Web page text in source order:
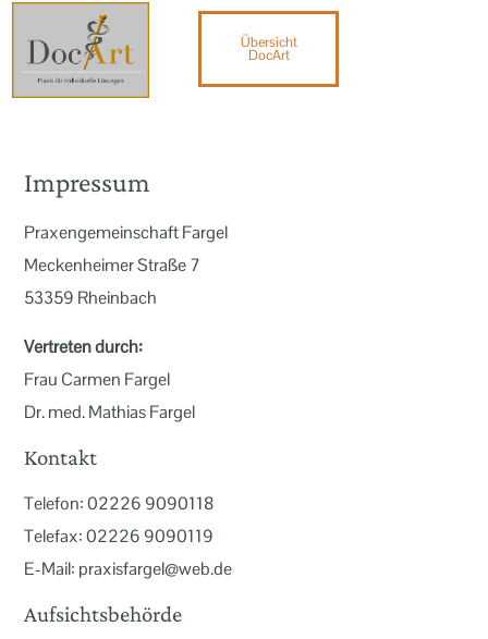
Übersicht
DocArt
Impressum
Praxengemeinschaft Fargel
Meckenheimer Straße 7
53359 Rheinbach
Vertreten durch:
Frau Carmen Fargel
Dr. med. Mathias Fargel
Kontakt
Telefon: 02226 9090118
Telefax: 02226 9090119
E-Mail: praxisfargel@web.de
Aufsichtsbehörde